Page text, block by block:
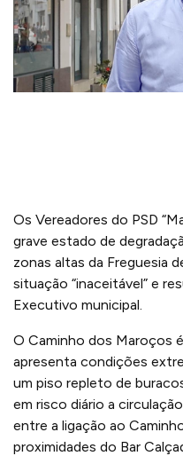
Os Vereadores do PSD
grave estado de
zonas altas da Freguesia
situação “inaceitável” e
Executivo municipal.
O Caminho dos Maroços
apresenta condições
um piso repleto de
em risco diário a
entre a ligação ao
proximidades do Bar